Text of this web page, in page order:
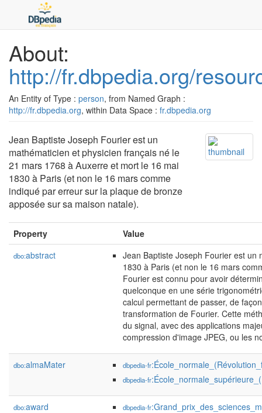
About:
http://fr.dbpedia.org/
An Entity of Type : person, from Named Graph :
http://fr.dbpedia.org, within Data Space : fr.dbpedia.org
Jean Baptiste Joseph Fourier est un
mathématicien et physicien français né le
21 mars 1768 à Auxerre et mort le 16 mai
1830 à Paris (et non le 16 mars comme
indiqué par erreur sur la plaque de bronze
apposée sur sa maison natale).
Property Value
dbo:abstract
Jean Baptiste Joseph Fourier est un
1830 à Paris (et non le 16 mars
Fourier est connu pour avoir
quelconque en une série
calcul permettant de passer, de
transformation de Fourier. Cette
du signal, avec des applications
compression d'image JPEG, ou les
dbo:almaMater dbpedia-fr
dbpedia-fr
dbo:award dbpedia-fr